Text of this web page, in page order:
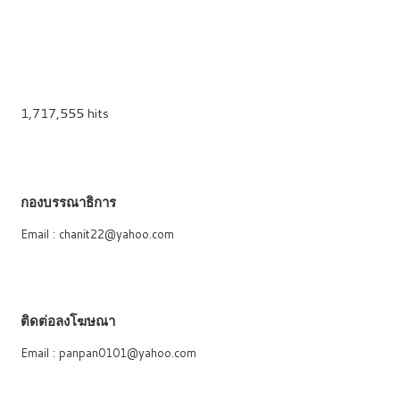
1,717,555 hits
กองบรรณาธิการ
Email : chanit22@yahoo.com
ติดต่อลงโฆษณา
Email : panpan0101@yahoo.com